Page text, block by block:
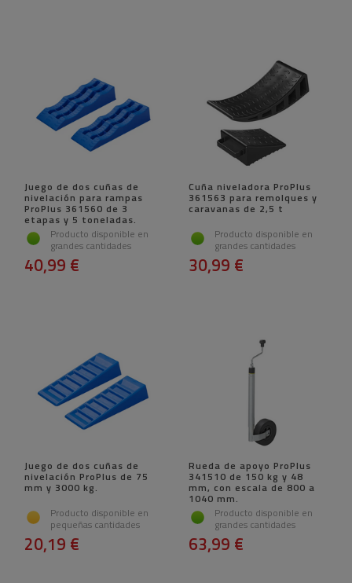
Juego de dos cuñas de
nivelación para rampas
ProPlus 361560 de 3
etapas y 5 toneladas.
Producto disponible en
grandes cantidades
40,99 €
Cuña niveladora ProPlus
361563 para remolques y
caravanas de 2,5 t
Producto disponible en
grandes cantidades
30,99 €
Juego de dos cuñas de
nivelación ProPlus de 75
mm y 3000 kg.
Producto disponible en
pequeñas cantidades
20,19 €
Rueda de apoyo ProPlus
341510 de 150 kg y 48
mm, con escala de 800 a
1040 mm.
Producto disponible en
grandes cantidades
63,99 €